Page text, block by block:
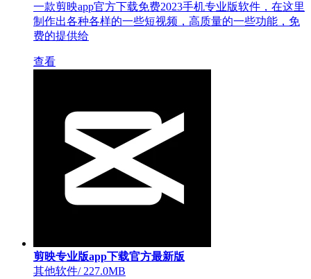
一款剪映app官方下载免费2023手机专业版软件，在这里
制作出各种各样的一些短视频，高质量的一些功能，免
费的提供给
查看
剪映专业版app下载官方最新版
其他软件/227.0MB